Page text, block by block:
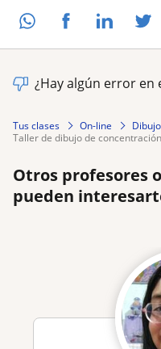
¿Hay algún error en
Tus clases On-line
Dibujo
taller de dibujo de
Otros profesores
pueden